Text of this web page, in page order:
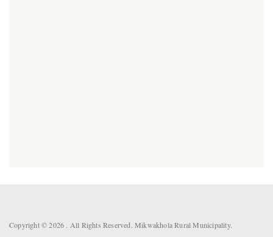
Copyright © 2026 . All Rights Reserved. Mikwakhola Rural Municipality.